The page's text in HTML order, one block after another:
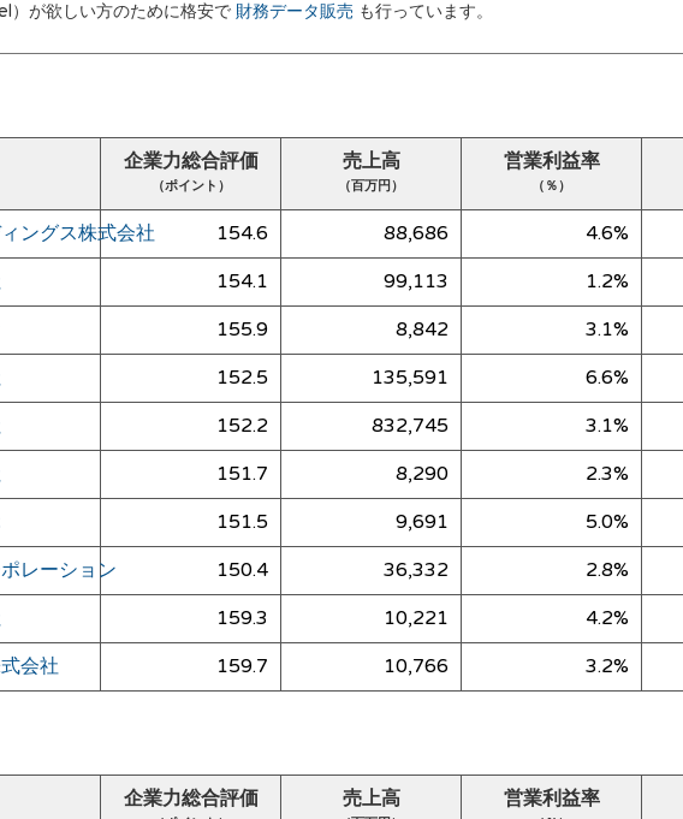
）が欲しい方のために格安で 財務データ販売 も行っています。
企業力総合評価
（ポイント）
売上高
（百万円）
営業利益率
（％）
ングス株式会社 154.6 88,686 4.6%
154.1 99,113 1.2%
155.9 8,842 3.1%
152.5 135,591 6.6%
152.2 832,745 3.1%
151.7 8,290 2.3%
151.5 9,691 5.0%
レーション 150.4 36,332 2.8%
159.3 10,221 4.2%
会社 159.7 10,766 3.2%
企業力総合評価 売上高 営業利益率